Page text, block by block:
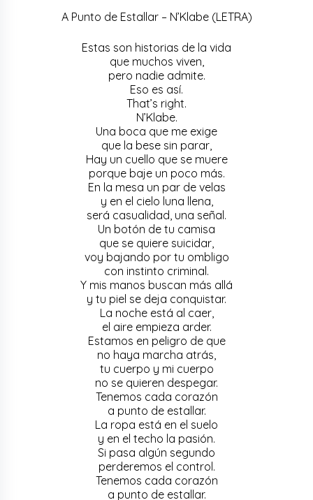
A Punto de Estallar – N’Klabe (LETRA)
Estas son historias de la vida
que muchos viven,
pero nadie admite.
Eso es así.
That’s right.
N’Klabe.
Una boca que me exige
que la bese sin parar,
Hay un cuello que se muere
porque baje un poco más.
En la mesa un par de velas
y en el cielo luna llena,
será casualidad, una señal.
Un botón de tu camisa
que se quiere suicidar,
voy bajando por tu ombligo
con instinto criminal.
Y mis manos buscan más allá
y tu piel se deja conquistar.
La noche está al caer,
el aire empieza arder.
Estamos en peligro de que
no haya marcha atrás,
tu cuerpo y mi cuerpo
no se quieren despegar.
Tenemos cada corazón
a punto de estallar.
La ropa está en el suelo
y en el techo la pasión.
Si pasa algún segundo
perderemos el control.
Tenemos cada corazón
a punto de estallar.